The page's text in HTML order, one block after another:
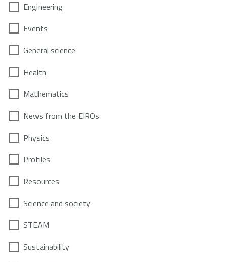
Engineering
Events
General science
Health
Mathematics
News from the EIROs
Physics
Profiles
Resources
Science and society
STEAM
Sustainability